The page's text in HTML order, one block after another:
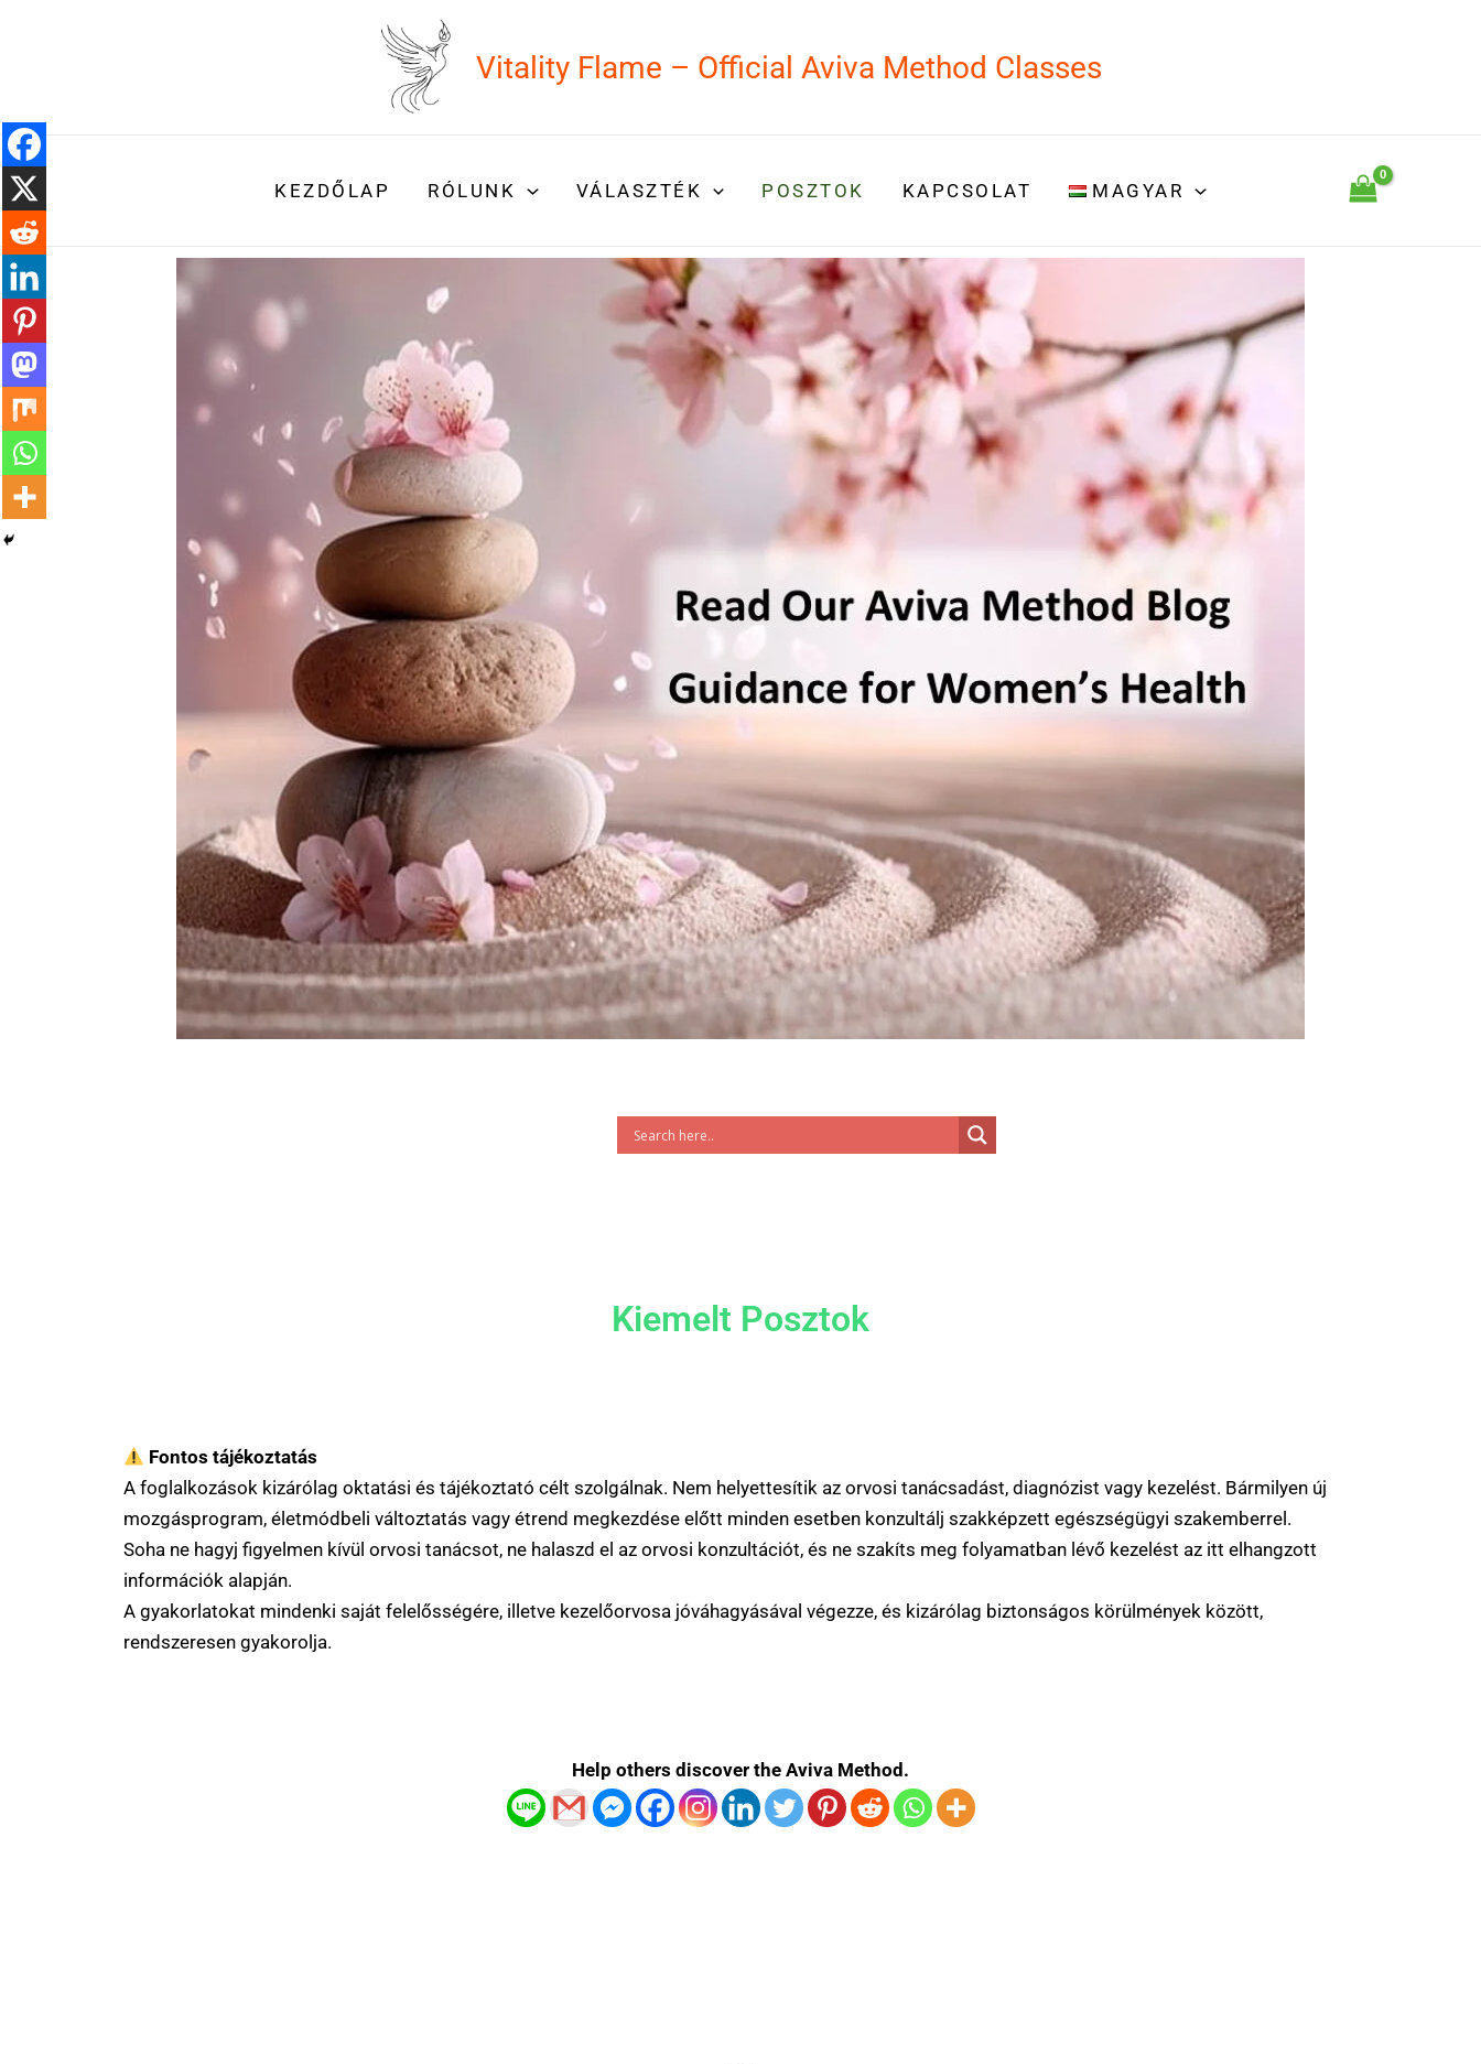
Vitality Flame – Official Aviva Method Classes
KEZDŐLAP RÓLUNK VÁLASZTÉK POSZTOK KAPCSOLAT MAGYAR
Kiemelt Posztok
Fontos tájékoztatás
A foglalkozások kizárólag oktatási és tájékoztató célt szolgálnak. Nem helyettesítik az orvosi tanácsadást, diagnózist vagy kezelést. Bármilyen új
mozgásprogram, életmódbeli változtatás vagy étrend megkezdése előtt minden esetben konzultálj szakképzett egészségügyi szakemberrel.
Soha ne hagyj figyelmen kívül orvosi tanácsot, ne halaszd el az orvosi konzultációt, és ne szakíts meg folyamatban lévő kezelést az itt elhangzott
információk alapján.
A gyakorlatokat mindenki saját felelősségére, illetve kezelőorvosa jóváhagyásával végezze, és kizárólag biztonságos körülmények között,
rendszeresen gyakorolja.
Help others discover the Aviva Method.